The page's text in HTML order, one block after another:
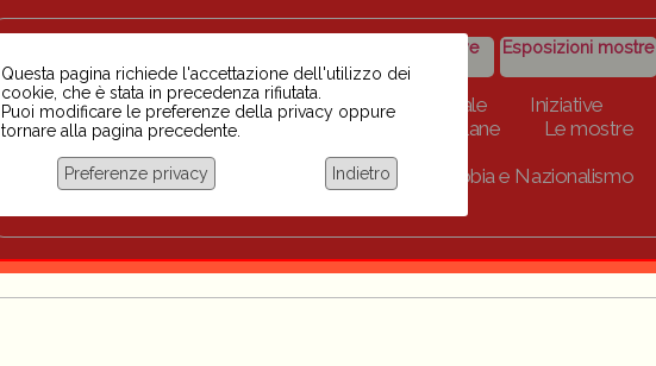
razzismo
iniziative
Storico iniziative Esposizioni mostre
Home Scuola BINARI Biblioteca digitale
Iniziative
Progetti per le scuole 2023-2024
Link Collane
Le mostre
Chi siamo
Coordinamento Docenti contro Razzismo, Xenofobia e Nazionalismo
Questa pagina richiede l'accettazione dell'utilizzo dei
cookie, che è stata in precedenza rifiutata.
Puoi modificare le preferenze della privacy oppure
tornare alla pagina precedente.
Preferenze privacy Indietro